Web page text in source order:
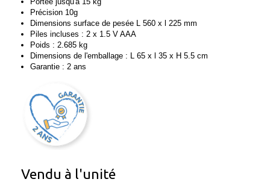
Précision 10g
Dimensions surface de pesée L 560 x l 225 mm
Piles incluses : 2 x 1.5 V AAA
Poids : 2.685 kg
Dimensions de l'emballage : L 65 x l 35 x H 5.5 cm
Garantie : 2 ans
Vendu à l'unité